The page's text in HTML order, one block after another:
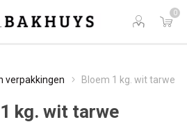
0
verpakkingen Bloem 1 kg. wit tarwe
kg. wit tarwe